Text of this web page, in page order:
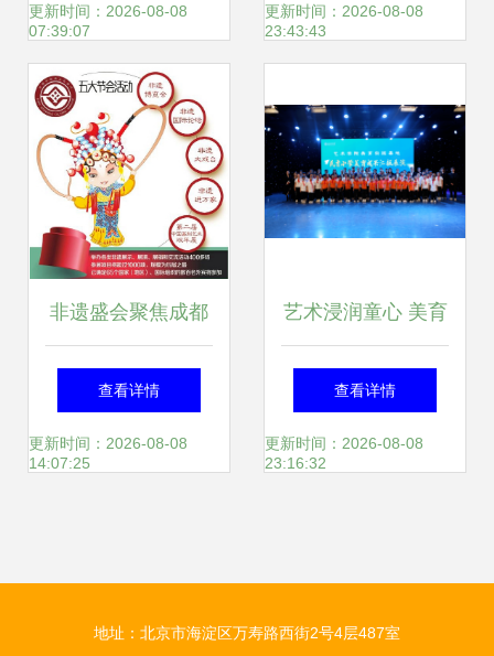
——市教育局组织
教研团队赴甘谷县
开展学习交流活动
纪实
更新时间：2026-08-08
07:39:07
组织文化艺术交流
更新时间：2026-08-08
23:43:43
非遗盛会聚焦成都
1000余项目亮相艺
术交流活动
查看详情
更新时间：2026-08-08
14:07:25
艺术浸润童心 美育
架起桥梁——民吉
小学走进东油艺术
活动圆满举行
查看详情
更新时间：2026-08-08
23:16:32
地址：北京市海淀区万寿路西街2号4层487室